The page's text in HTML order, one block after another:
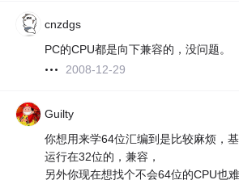
cnzdgs
PC的CPU都是向下兼容的，没问题。
2008-12-29
Guilty
你想用来学64位汇编到是比较麻烦，
运行在32位的，兼容，
另外你现在想找个不会64位的CPU也